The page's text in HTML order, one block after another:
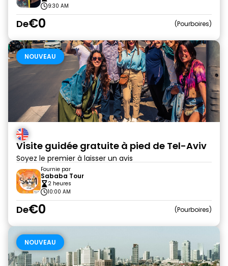
9:30 AM
De€0 Pourboires
NOUVEAU
Visite guidée gratuite à pied de Tel-Aviv
Soyez le premier à laisser un avis
Fournie par
Sababa Tour
2 heures
10:00 AM
De€0 Pourboires
NOUVEAU